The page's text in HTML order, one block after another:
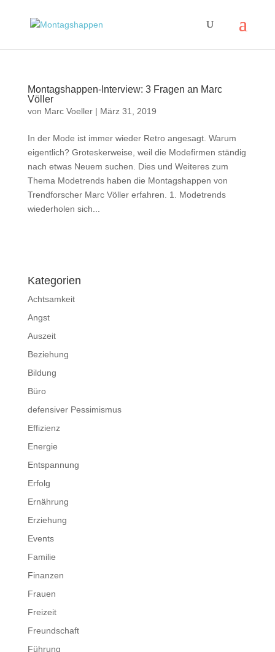
Montagshappen-Interview: 3 Fragen an Marc
Völler
von Marc Voeller| März 31, 2019
In der Mode ist immer wieder Retro angesagt. Warum
eigentlich? Groteskerweise, weil die Modefirmen ständig
nach etwas Neuem suchen. Dies und Weiteres zum
Thema Modetrends haben die Montagshappen von
Trendforscher Marc Völler erfahren. 1. Modetrends
wiederholen sich...
Kategorien
Achtsamkeit
Angst
Auszeit
Beziehung
Bildung
Büro
defensiver Pessimismus
Effizienz
Energie
Entspannung
Erfolg
Ernährung
Erziehung
Events
Familie
Finanzen
Frauen
Freizeit
Freundschaft
Führung